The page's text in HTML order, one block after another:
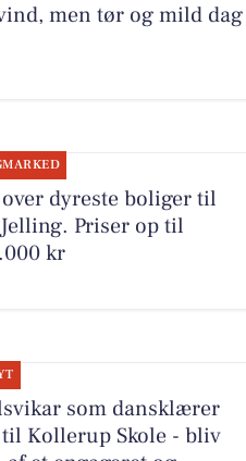
men tør og mild dag
dyreste boliger til
Priser op til
kr
som dansklærer
til Kollerup Skole - bliv